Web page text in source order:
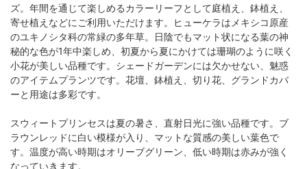
ズ。年間を通じて楽しめるカラーリーフとして庭植え、鉢植え、
寄せ植えなどにご利用いただけます。ヒューケラはメキシコ原産
のユキノシタ科の常緑の多年草。日陰でもマット状になる葉の神
秘的な色が1年中楽しめ、初夏から夏にかけては珊瑚のように咲く
小花が美しい品種です。シェードガーデンには欠かせない、魅惑
のアイテムプランツです。花壇、鉢植え、切り花、グランドカバ
ーと用途は多彩です。
スウィートプリンセスは夏の暑さ、直射日光に強い品種です。ブ
ラウンレッドに白い模様が入り、マットな質感の美しい葉色で
す。温度が高い時期はオリーブグリーン、低い時期は赤みが強く
なっていきます。